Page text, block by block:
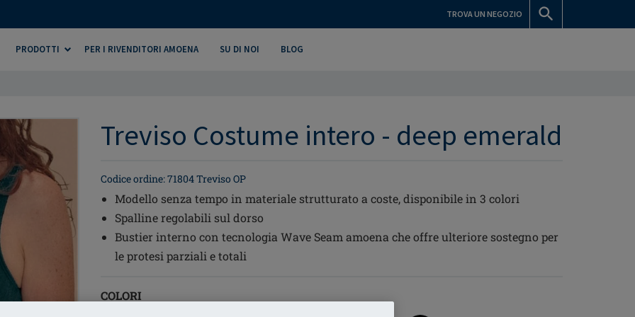
TROVA UN NEGOZIO
PRODOTTI PER I RIVENDITORI AMOENA SU DI NOI BLOG
Treviso Costume intero - deep emerald
Codice ordine: 71804 Treviso OP
Modello senza tempo in materiale strutturato a coste, disponibile in 3 colori
Spalline regolabili sul dorso
Bustier interno con tecnologia Wave Seam amoena che offre ulteriore sostegno per
le protesi parziali e totali
COLORI